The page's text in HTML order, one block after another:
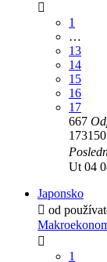
1
…
13
14
15
16
17
667
173150
Ut 04
Japonsko
od
1